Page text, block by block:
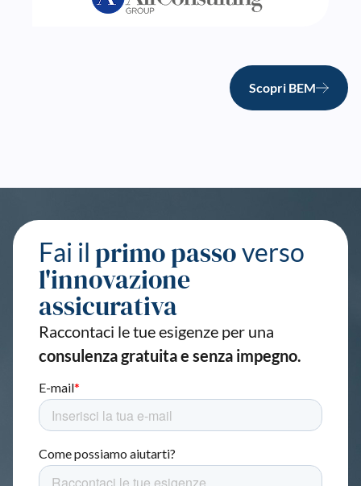
Scopri BEM
Fai il primo passoverso
l'innovazione
assicurativa
Raccontaci le tue esigenze per una
consulenza gratuitae senza impegno.